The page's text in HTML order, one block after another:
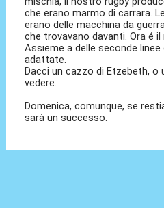
che erano marmo di carrara.
erano delle macchina da
che trovavano davanti. Ora é
Assieme a delle seconde
adattate.
Dacci un cazzo di Etzebeth,
vedere.
Domenica, comunque, se
sarà un successo.